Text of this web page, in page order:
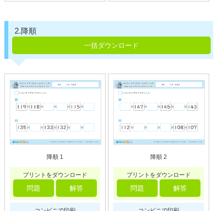
2.降順
一括ダウンロード
降順 1
プリントをダウンロード
問題 解答
降順 2
プリントをダウンロード
問題 解答